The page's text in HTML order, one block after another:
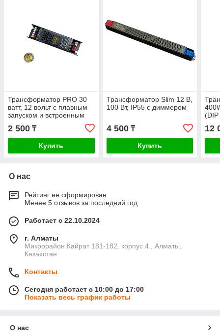
Трансформатор PRO 30
ватт, 12 вольт с плавным
запуском и встроенным
регулятором яркости
2 500 ₸
Купить
Трансформатор Slim 12 В,
100 Вт, IP55 с диммером
4 500₸
Купить
12
О нас
Рейтинг не сформирован
Менее 5 отзывов за последний год
Работает с 22.10.2024
г. Алматы
Микрорайон Кайрат 181-182, корпус 4., Алматы,
Казахстан
Контакты
Сегодня работает с 10:00 до 17:00
Показать весь график работы
О нас